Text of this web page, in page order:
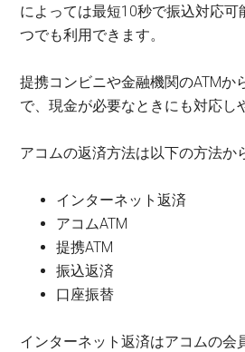
によっては最短10秒で振込対応可
つでも利用できます。
提携コンビニや金融機関のATMか
で、現金が必要なときにも対応し
アコムの返済方法は以下の方法か
インターネット返済
アコムATM
提携ATM
振込返済
口座振替
インターネット返済はアコムの会